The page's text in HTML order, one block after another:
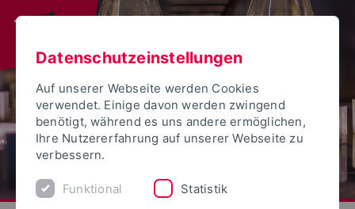
Datenschutzeinstellungen
Auf unserer Webseite werden Cookies
verwendet. Einige davon werden zwingend
benötigt, während es uns andere ermöglichen,
Ihre Nutzererfahrung auf unserer Webseite zu
verbessern.
Funktional Statistik